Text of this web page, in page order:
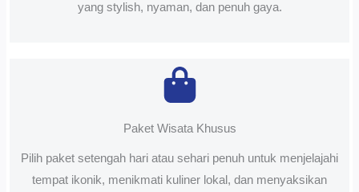
yang stylish, nyaman, dan penuh gaya.
Paket Wisata Khusus
Pilih paket setengah hari atau sehari penuh untuk menjelajahi
tempat ikonik, menikmati kuliner lokal, dan menyaksikan